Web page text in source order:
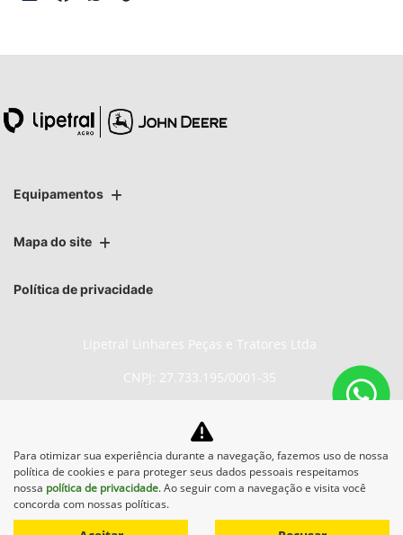
Equipamentos
Mapa do site
Política de privacidade
Lipetral Linhares Peças e Tratores Ltda
CNPJ: 27.733.195/0001-35
No trânsito, enxergar o outro
salva vidas.
Para otimizar sua experiência durante a navegação, fazemos uso de nossa
política de cookies e para proteger seus dados pessoais respeitamos
nossa política de privacidade. Ao seguir com a navegação e visita você
concorda com nossas políticas.